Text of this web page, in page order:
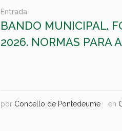
Entrada
BANDO MUNICIPAL.
2026. NORMAS PARA
por Concello de Pontedeume en